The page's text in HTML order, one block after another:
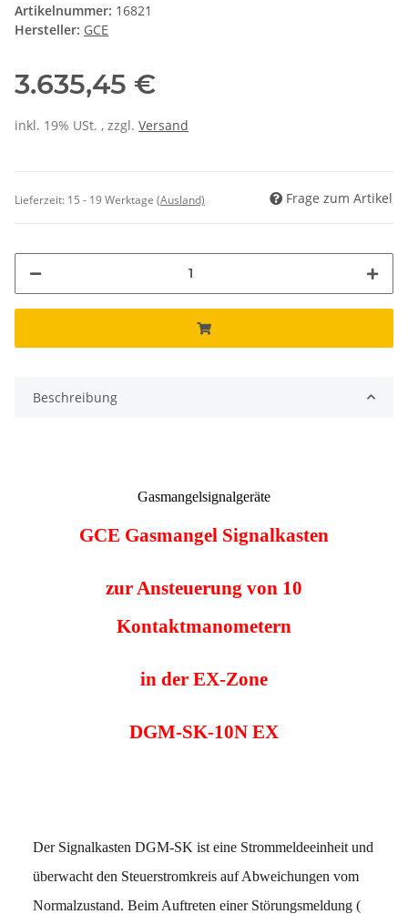
Artikelnummer: 16821
Hersteller: GCE
3.635,45 €
inkl. 19% USt. , zzgl. Versand
Lieferzeit: 15 - 19 Werktage (Ausland) Frage zum Artikel
Beschreibung
Gasmangelsignalgeräte
GCE Gasmangel Signalkasten
zur Ansteuerung von 10
Kontaktmanometern
in der EX-Zone
DGM-SK-10N EX
Der Signalkasten DGM-SK ist eine Strommeldeeinheit und
überwacht den Steuerstromkreis auf Abweichungen vom
Normalzustand. Beim Auftreten einer Störungsmeldung (